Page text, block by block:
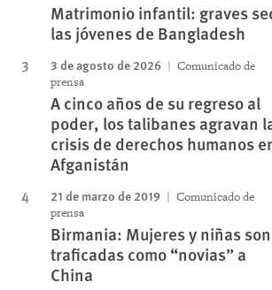
Matrimonio infantil: graves
las jóvenes de Bangladesh
3 de agosto de 2026
Comunicado de
prensa
A cinco años de su regreso al
poder, los talibanes agravan
crisis de derechos humanos
Afganistán
21 de marzo de 2019
Comunicado de
prensa
Birmania: Mujeres y niñas son
traficadas como “novias” a
China